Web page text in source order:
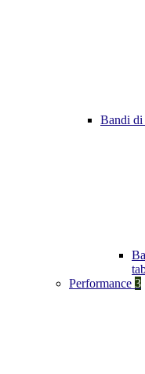
Bandi di
Performance 3